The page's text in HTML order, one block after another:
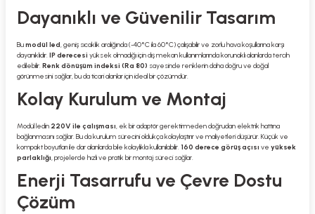
Dayanıklı ve Güvenilir Tasarım
Bumodül led, geniş sıcaklık aralığında (-40°C ila 60°C) çalışabilir ve zorlu hava koşullarına karşı
dayanıklıdır. IP derecesi yüksek olmadığı için dış mekan kullanımlarında korunaklı alanlarda tercih
edilebilir. Renk dönüşüm indeksi (Ra 80) sayesinde renklerin daha doğru ve doğal
görünmesini sağlar, bu da ticari alanlar için ideal bir çözümdür.
Kolay Kurulum ve Montaj
Modül ledin 220V ile çalışması, ek bir adaptör gerektirmeden doğrudan elektrik hattına
bağlanmasını sağlar. Bu da kurulum sürecini oldukça kolaylaştırır ve maliyetleri düşürür. Küçük ve
kompakt boyutları ile dar alanlarda bile kolaylıkla kullanılabilir. 160 derece görüş açısı ve yüksek
parlaklığı, projelerde hızlı ve pratik bir montaj süreci sağlar.
Enerji Tasarrufu ve Çevre Dostu
Çözüm